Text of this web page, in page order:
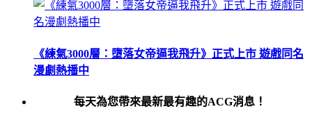
《練氣3000層：墮落女帝逼我飛升》正式上市 遊戲同名
漫劇熱播中
每天為您帶來最新最有趣的ACG消息！